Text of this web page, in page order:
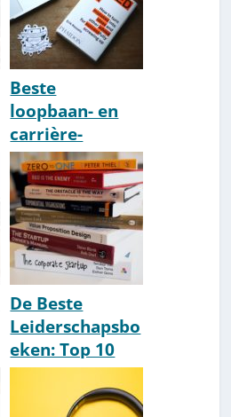
Beste
loopbaan- en
carrière-
boeken [Top 10
2026]
De Beste
Leiderschapsbo
eken: Top 10
[Update 2026]